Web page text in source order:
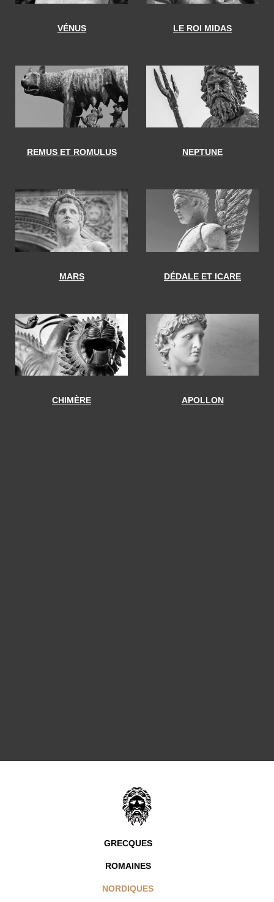
VÉNUS LE ROI MIDAS
REMUS ET ROMULUS NEPTUNE
MARS DÉDALE ET ICARE
CHIMÈRE APOLLON
GRECQUES
ROMAINES
NORDIQUES